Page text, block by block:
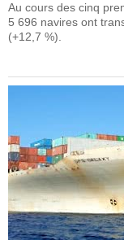
Au cours des cinq
5 696 navires ont
(+12,7 %).